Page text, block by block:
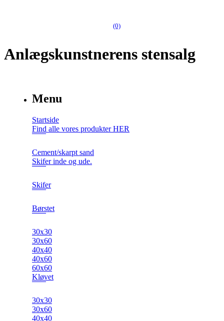
(0)
Anlægskunstnerens stensalg
Menu
Startside
Find alle vores produkter HER
Cement/skarpt sand
Skifer inde og ude.
Skifer
Børstet
30x30
30x60
40x40
40x60
60x60
Kløvet
30x30
30x60
40x40